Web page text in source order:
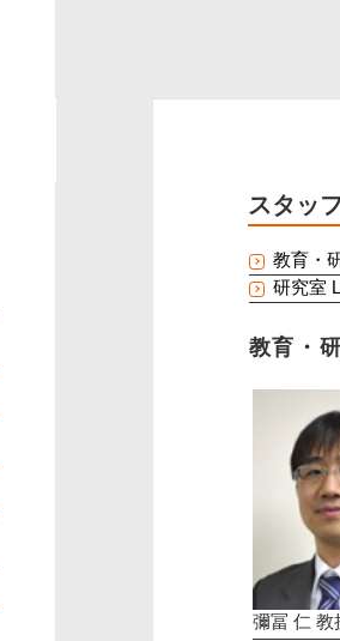
スタッ
教育・
研究室
教育・
彌冨 仁 教